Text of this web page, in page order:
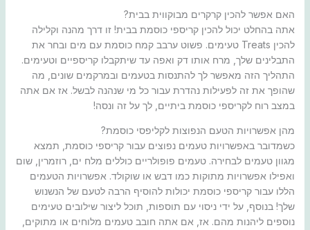
האם אפשר להכין קרקרים מבוקווית בבית?
אתה בהחלט יכול להכין קריספי כוסמת בבית! זו דרך מהנה וקלילה
להכין Treats טעימים. פשוט ערבב קמח כוסמת עם מים ובחר את
התבלינים שלך, מרח אותו דק ואפה עד שיתקבלו קריספיים וטעימים.
התהליך הזה מאפשר לך להתנסות בטעמים ובמרקמים שונים, מה
שהופך את זה לפעילות נהדרת עבור כל מי שנהנה לבשל. אז אם אתה
במצב רוח לקריספי כוסמת ביתיים, לך על זה ונסה!
מהן אפשרויות הטעם הנפוצות לקליפסי כוסמת?
כשמדובר באפשרויות טעמים נפוצים עבור קריספי כוסמת, תמצא
מגוון טעמים לבחירה. טעמים פופולריים כוללים מלח ים, רוזמרין, שום
ואפילו אפשרויות מתוקות כמו דבש או שוקולד. אפשרויות הטעמים
הללו עבור קריספי כוסמת יכולות להוסיף הרבה לטעם של הנשנוש
שלך! בנוסף, על ידי ניסוי עם תוספות, תוכל ליצור שילובים טעימים
נוספים ליהנות מהם. אז, אם אתה חובב טעמים מלוחים או מתוקים,